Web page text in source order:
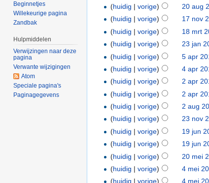
(huidig |vorige) 20 aug
(huidig |vorige) 17 nov
(huidig |vorige) 18 mrt
(huidig |vorige) 23 jan
(huidig |vorige) 5 apr
(huidig |vorige) 4 apr
(huidig |vorige) 2 apr
(huidig |vorige) 2 apr
(huidig |vorige) 2 aug
(huidig |vorige) 23 nov
(huidig |vorige) 19 jun
(huidig |vorige) 19 jun
(huidig |vorige) 20 mei
(huidig |vorige) 4 mei
(huidig |vorige) 4 mei
Beginnetjes
Willekeurige pagina
Zandbak
Hulpmiddelen
Verwijzingen naar deze
pagina
Verwante wijzigingen
Atom
Speciale pagina's
Paginagegevens